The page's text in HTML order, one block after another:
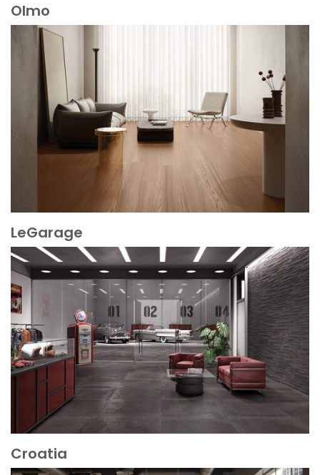
Mehr erfahren
Mehr erfahren
Olmo
Mehr erfahren
LeGarage
Croatia